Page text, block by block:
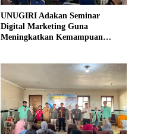
UNUGIRI Adakan Seminar
Digital Marketing Guna
Meningkatkan Kemampuan